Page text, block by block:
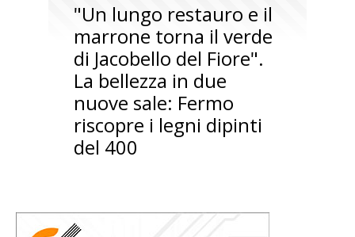
"Un lungo restauro e il
marrone torna il verde
di Jacobello del Fiore".
La bellezza in due
nuove sale: Fermo
riscopre i legni dipinti
del 400